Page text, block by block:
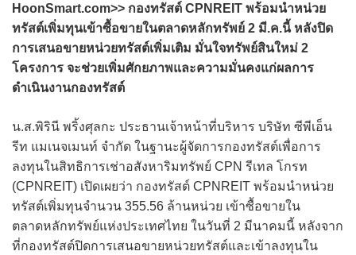
HoonSmart.com>> กองทรัสต์ CPNREIT พร้อมนำหน่วย
ทรัสต์เพิ่มทุนเข้าซื้อขายในตลาดหลักทรัพย์ 2 มี.ค.นี้ หลังปิด
การเสนอขายหน่วยทรัสต์เพิ่มเติม มั่นใจทรัพย์สินใหม่ 2
โครงการ จะช่วยเพิ่มศักยภาพและความมั่นคงแก่ผลการ
ดำเนินงานกองทรัสต์
น.ส.พิรินี พริ้งศุลกะ ประธานเจ้าหน้าที่บริหาร บริษัท ซีพีเอ็น
รีท แมเนจเมนท์ จำกัด ในฐานะผู้จัดการกองทรัสต์เพื่อการ
ลงทุนในสิทธิการเช่าอสังหาริมทรัพย์ CPN รีเทล โกรท
(CPNREIT) เปิดเผยว่า กองทรัสต์ CPNREIT พร้อมนำหน่วย
ทรัสต์เพิ่มทุนจำนวน 355.56 ล้านหน่วย เข้าซื้อขายใน
ตลาดหลักทรัพย์แห่งประเทศไทย ในวันที่ 2 มีนาคมนี้ หลังจาก
ที่กองทรัสต์ปิดการเสนอขายหน่วยทรัสต์และเข้าลงทุนใน